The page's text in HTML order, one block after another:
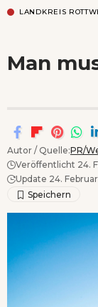
LANDKREIS
Man
Autor / Quelle:PR/
Veröffentlicht 24.
Update 24.